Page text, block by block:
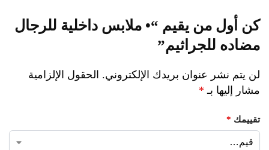
كن أول من يقيم “• ملابس داخلية للرجال
مضاده للجراثيم”
لن يتم نشر عنوان بريدك الإلكتروني. الحقول الإلزامية
مشار إليها بـ *
تقييمك *